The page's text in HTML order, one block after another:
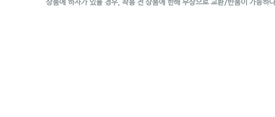
상품에 하자가 있을 경우, 착용 전 상품에 한해 무상으로 교환/반품이 가능하